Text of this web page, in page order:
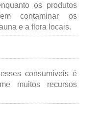
os produtos
contaminar os
e a flora locais.
consumíveis é
muitos recursos